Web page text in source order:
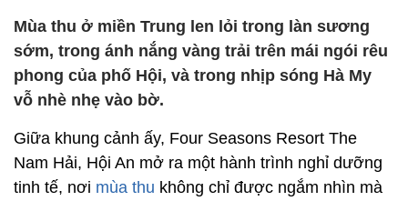
Mùa thu ở miền Trung len lỏi trong làn sương
sớm, trong ánh nắng vàng trải trên mái ngói rêu
phong của phố Hội, và trong nhịp sóng Hà My
vỗ nhè nhẹ vào bờ.
Giữa khung cảnh ấy, Four Seasons Resort The
Nam Hải, Hội An mở ra một hành trình nghỉ dưỡng
tinh tế, nơi mùa thu không chỉ được ngắm nhìn mà